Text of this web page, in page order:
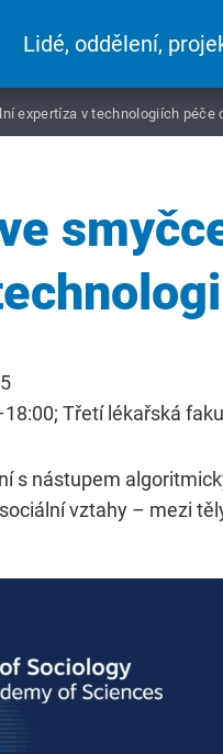
Lidé, oddělení,
expertíza v technologiích péče
Třetí lékařská
s nástupem
vztahy – mezi